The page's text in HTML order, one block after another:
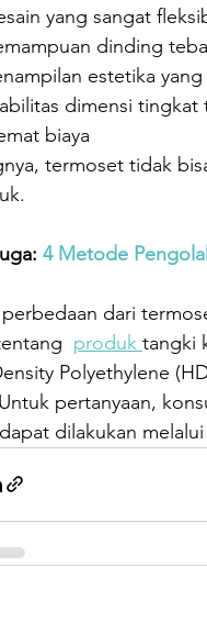
yang sangat
dinding
estetika
dimensi tingkat
biaya
termoset tidak
4 Metode
dari
produk tangki
Polyethylene
pertanyaan,
dilakukan